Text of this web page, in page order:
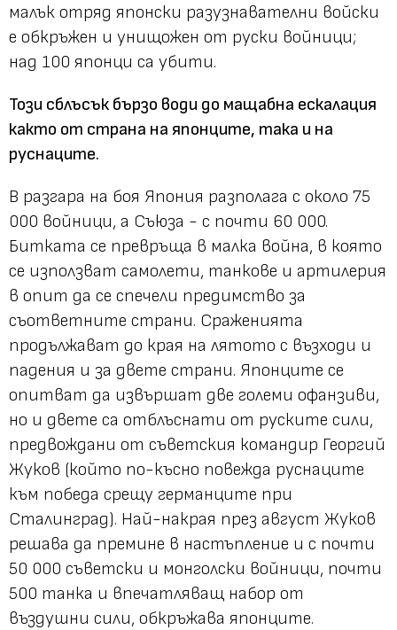
малък отряд японски разузнавателни войски
е обкръжен и унищожен от руски войници;
над 100 японци са убити.
Този сблъсък бързо води до мащабна ескалация
както от страна на японците, така и на
руснаците.
В разгара на боя Япония разполага с около 75
000 войници, а Съюза - с почти 60 000.
Битката се превръща в малка война, в която
се използват самолети, танкове и артилерия
в опит да се спечели предимство за
съответните страни. Сраженията
продължават до края на лятото с възходи и
падения и за двете страни. Японците се
опитват да извършат две големи офанзиви,
но и двете са отблъснати от руските сили,
предвождани от съветския командир Георгий
Жуков (който по-късно повежда руснаците
към победа срещу германците при
Сталинград). Най-накрая през август Жуков
решава да премине в настъпление и с почти
50 000 съветски и монголски войници, почти
500 танка и впечатляващ набор от
въздушни сили, обкръжава японците.